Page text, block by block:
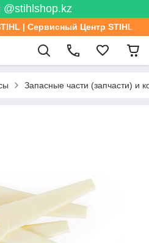
@stihlshop.kz
| Сервисный Центр STIHL
Запасные части (запчасти) и